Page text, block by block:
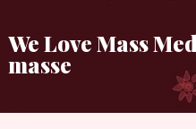
We Love Mass
masse